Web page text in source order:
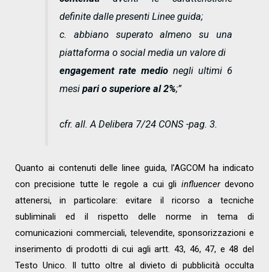
definite dalle presenti Linee guida;
c. abbiano superato almeno su una
piattaforma o social media un valore di
engagement rate medio negli ultimi 6
mesipari o superiore al 2%;”
cfr. all. A Delibera 7/24 CONS -pag. 3.
Quanto ai contenuti delle linee guida, l’AGCOM ha indicato
con precisione tutte le regole a cui gli influencerdevono
attenersi, in particolare: evitare il ricorso a tecniche
subliminali ed il rispetto delle norme in tema di
comunicazioni commerciali, televendite, sponsorizzazioni e
inserimento di prodotti di cui agli artt. 43, 46, 47, e 48 del
Testo Unico. Il tutto oltre al divieto di pubblicità occulta